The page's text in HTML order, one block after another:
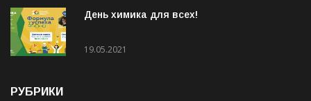
День химика для всех!
19.05.2021
РУБРИКИ